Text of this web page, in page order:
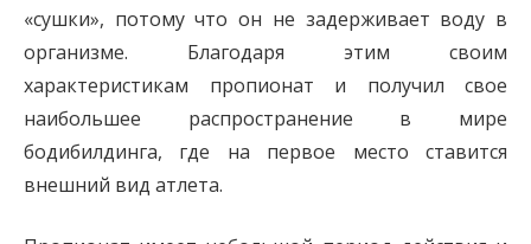
«сушки», потому что он не задерживает воду в
организме. Благодаря этим своим
характеристикам пропионат и получил свое
наибольшее распространение в мире
бодибилдинга, где на первое место ставится
внешний вид атлета.